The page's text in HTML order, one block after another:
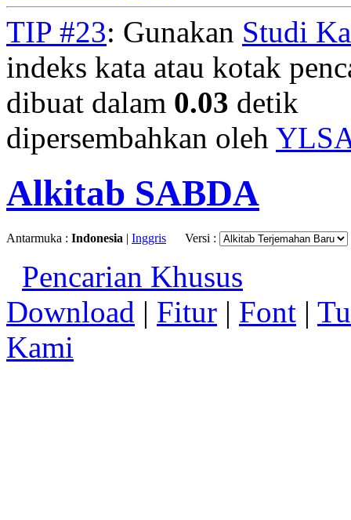
TIP #23: Gunakan Studi
indeks kata atau kotak
dibuat dalam 0.03 detik
dipersembahkan oleh
Alkitab SABDA
Antarmuka : Indonesia | Inggris Versi :
Pencarian Khusus
Download | Fitur | Font |
Kami